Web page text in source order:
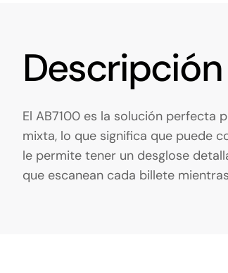
Descripción
El AB7100 es la solución perfecta
mixta, lo que significa que puede
le permite tener un desglose
que escanean cada billete